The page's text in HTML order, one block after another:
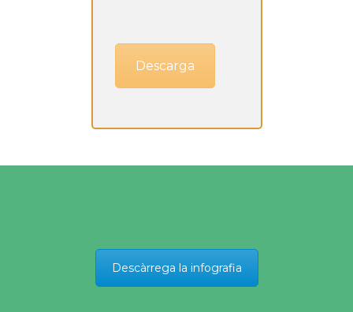
Descarga
Descàrrega la infografia